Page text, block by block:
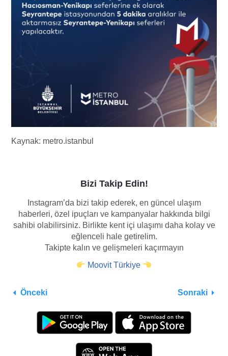
Kaynak: metro.istanbul
Bizi Takip Edin!
Instagram’da bizi takip ederek, en güncel ulaşım
haberleri, özel ipuçları ve kampanyalar hakkında bilgi
sahibi olabilirsiniz. Birlikte kent içi ulaşımı daha kolay ve
eğlenceli hale getirelim.
Takipte kalın ve gelişmeleri kaçırmayın
Moovit Türkiye
Önceki Sonraki